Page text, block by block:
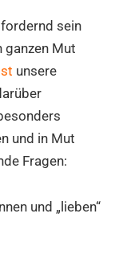
sein
ganzen Mut
unsere
und in Mut
Fragen:
und „lieben“